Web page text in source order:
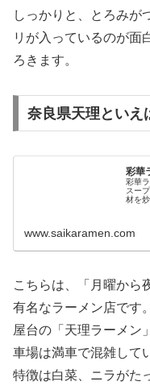
しっかりと、とろみが
リが入っているのが面
ろきます。
奈良県天理といえ
彩華
彩華
スー
材を
www.saikaramen.com
こちらは、「月曜から
有名なラーメン店です。
屋台の「天理ラーメン
車場は満車で混雑して
特徴は白菜、ニラがた